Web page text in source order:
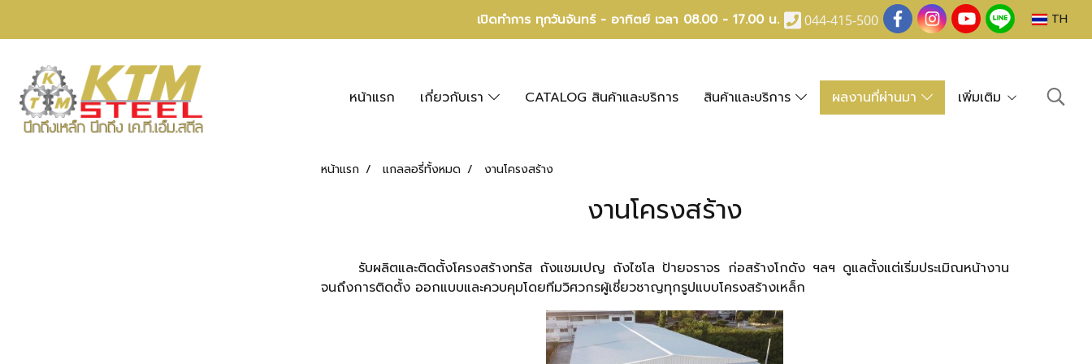
เปิดทำการ ทุกวันจันทร์ - อาทิตย์ เวลา 08.00 - 17.00 น. 044-415-500 TH
หน้าแรก เกี่ยวกับเรา CATALOG สินค้าและบริการ สินค้าและบริการ ผลงานที่ผ่านมา เพิ่มเติม
หน้าแรก แกลลอรี่ทั้งหมด งานโครงสร้าง
งานโครงสร้าง
รับผลิตและติดตั้งโครงสร้างทรัส ถังแชมเปญ ถังไซโล ป้ายจราจร ก่อสร้างโกดัง ฯลฯ ดูแลตั้งแต่เริ่มประเมิณหน้างาน
จนถึงการติดตั้ง ออกแบบและควบคุมโดยทีมวิศวกรผู้เชี่ยวชาญทุกรูปแบบโครงสร้างเหล็ก